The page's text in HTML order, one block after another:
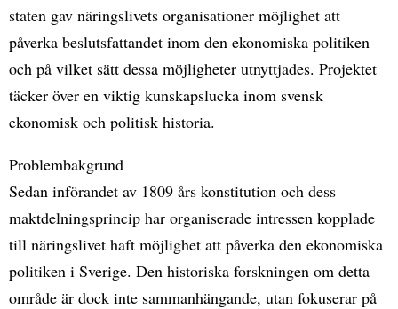
staten gav näringslivets organisationer möjlighet att
påverka beslutsfattandet inom den ekonomiska politiken
och på vilket sätt dessa möjligheter utnyttjades. Projektet
täcker över en viktig kunskapslucka inom svensk
ekonomisk och politisk historia.
Problembakgrund
Sedan införandet av 1809 års konstitution och dess
maktdelningsprincip har organiserade intressen kopplade
till näringslivet haft möjlighet att påverka den ekonomiska
politiken i Sverige. Den historiska forskningen om detta
område är dock inte sammanhängande, utan fokuserar på